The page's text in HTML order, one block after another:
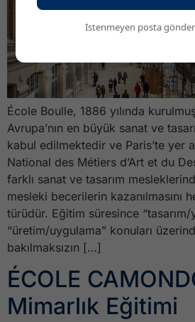
École Boulle, 1886 yılında
Avrupa’nın en büyük sanat ve
kabul edilmektedir ve Paris’te yer
National des Métiers d’Art et du
farklı sanat ve tasarım
mesleki becerilerin kazanılmasını
türüdür. Eğitim süresince “tasarım/
“üretim/uygulama” konuları
bakılmaksızın […]
ÉCOLE
Mimarlık Eğitimi
İstenmeyen posta